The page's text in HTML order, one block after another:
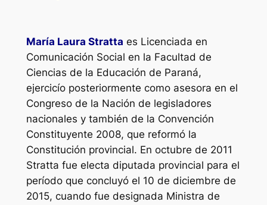
María Laura Stratta es Licenciada en
Comunicación Social en la Facultad de
Ciencias de la Educación de Paraná,
ejercicío posteriormente como asesora en el
Congreso de la Nación de legisladores
nacionales y también de la Convención
Constituyente 2008, que reformó la
Constitución provincial. En octubre de 2011
Stratta fue electa diputada provincial para el
período que concluyó el 10 de diciembre de
2015, cuando fue designada Ministra de